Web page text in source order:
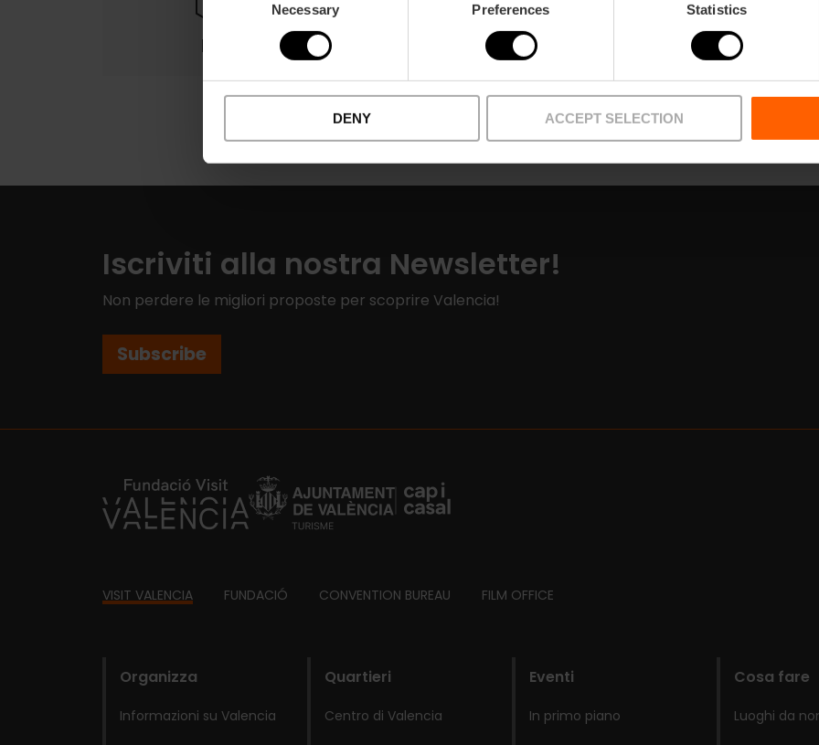
Necessary Preferences Statistics
DENY ACCEPT SELECTION
Reso Punti di ritiro Articoli
Iscriviti alla nostra Newsletter!
Non perdere le migliori proposte per scoprire Valencia!
Subscribe
https://fundacion.visitvalencia.com/
Footer
VISIT VALENCIA FUNDACIÓ CONVENTION BUREAU FILM OFFICE
Organizza
Informazioni su Valencia
Quartieri
Centro di Valencia
Eventi
In primo piano
Cosa fare
Luoghi da